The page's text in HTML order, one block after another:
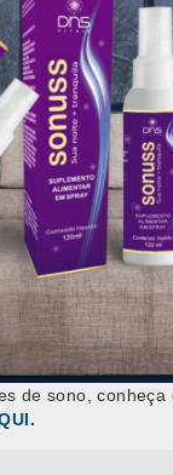
de sono, conheça
.